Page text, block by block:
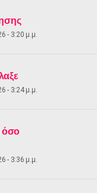
- 3:20 μ.μ.
- 3:24 μ.μ.
όσο
- 3:36 μ.μ.